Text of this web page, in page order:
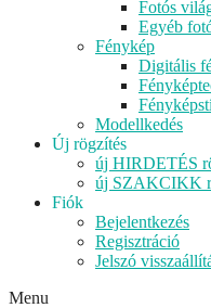
Fotós
Egyéb
Fénykép
Digitális
Modellkedés
Új rögzítés
új HIRDETÉS
új SZAKCIKK
Fiók
Bejelentkezés
Regisztráció
Jelszó
Menu